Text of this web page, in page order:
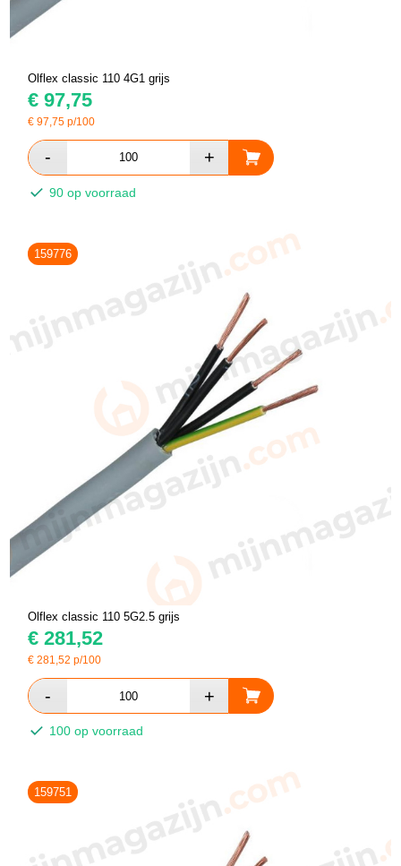
Olflex classic 110 4G1 grijs
€ 97,75
€97,75 p/100
90 op voorraad
159776
Olflex classic 110 5G2.5 grijs
€ 281,52
€281,52 p/100
100 op voorraad
159751